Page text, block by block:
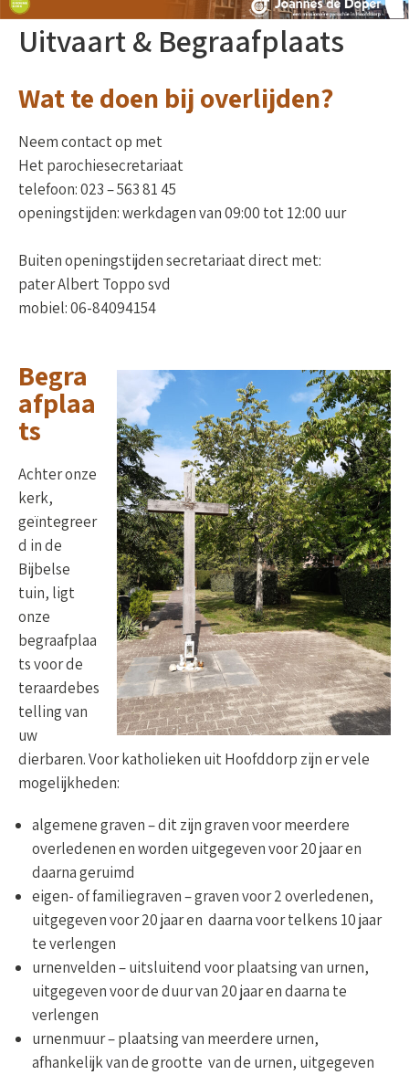
Uitvaart & Begraafplaats
Wat te doen bij overlijden?
Neem contact op met
Het parochiesecretariaat
telefoon: 023 – 563 81 45
openingstijden: werkdagen van 09:00 tot 12:00 uur
Buiten openingstijden secretariaat direct met:
pater Albert Toppo svd
mobiel: 06-84094154
Begra
afplaa
ts
Achter onze
kerk,
geïntegreer
d in de
Bijbelse
tuin, ligt
onze
begraafplaa
ts voor de
teraardebes
telling van
uw
dierbaren. Voor katholieken uit Hoofddorp zijn er vele
mogelijkheden:
algemene graven – dit zijn graven voor meerdere
overledenen en worden uitgegeven voor 20 jaar en
daarna geruimd
eigen- of familiegraven – graven voor 2 overledenen,
uitgegeven voor 20 jaar en daarna voor telkens 10 jaar
te verlengen
urnenvelden – uitsluitend voor plaatsing van urnen,
uitgegeven voor de duur van 20 jaar en daarna te
verlengen
urnenmuur – plaatsing van meerdere urnen,
afhankelijk van de grootte van de urnen, uitgegeven